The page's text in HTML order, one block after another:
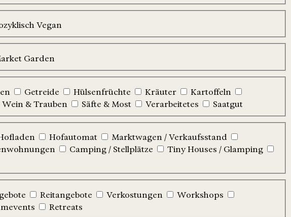
Vegan
Garden
Getreide Hülsenfrüchte Kräuter
Kartoffeln
Wein & Trauben Säfte & Most Verarbeitetes
Saatgut
Hofautomat
Marktwagen / Verkaufsstand
Camping / Stellplätze
Tiny Houses / Glamping
Reitangebote Verkostungen
Workshops
Retreats